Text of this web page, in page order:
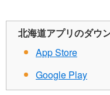
北海道アプリのダウ
App Store
Google Play